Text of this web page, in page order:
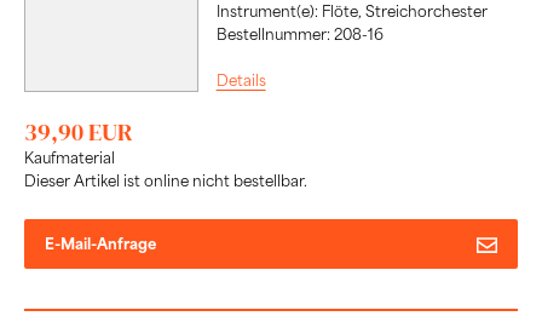
Instrument(e): Flöte, Streichorchester
Bestellnummer: 208-16
Details
39,90 EUR
Kaufmaterial
Dieser Artikel ist online nicht bestellbar.
E-Mail-Anfrage